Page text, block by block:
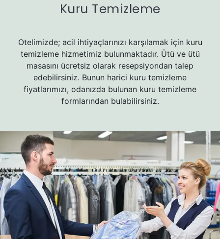
Kuru Temizleme
Otelimizde; acil ihtiyaçlarınızı karşılamak için kuru
temizleme hizmetimiz bulunmaktadır. Ütü ve ütü
masasını ücretsiz olarak resepsiyondan talep
edebilirsiniz. Bunun harici kuru temizleme
fiyatlarımızı, odanızda bulunan kuru temizleme
formlarından bulabilirsiniz.